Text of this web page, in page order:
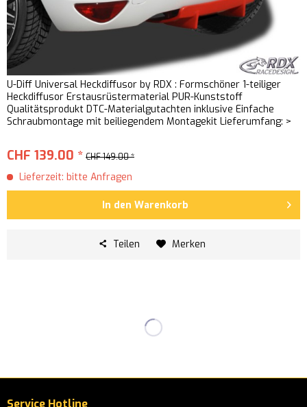
U-Diff Universal Heckdiffusor by RDX : Formschöner 1-teiliger
Heckdiffusor Erstausrüstermaterial PUR-Kunststoff
Qualitätsprodukt DTC-Materialgutachten inklusive Einfache
Schraubmontage mit beiliegendem Montagekit Lieferumfang: >
CHF 139.00 * CHF 149.00 *
Lieferzeit: bitte Anfragen
In den Warenkorb
Teilen Merken
Service Hotline